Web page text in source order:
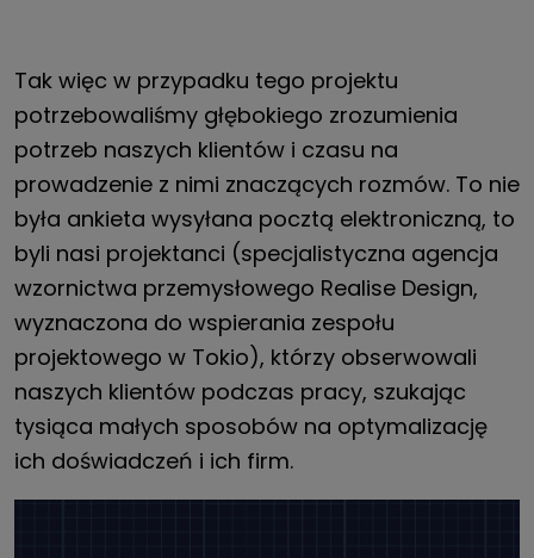
Tak więc w przypadku tego projektu
potrzebowaliśmy głębokiego zrozumienia
potrzeb naszych klientów i czasu na
prowadzenie z nimi znaczących rozmów. To nie
była ankieta wysyłana pocztą elektroniczną, to
byli nasi projektanci (specjalistyczna agencja
wzornictwa przemysłowego Realise Design,
wyznaczona do wspierania zespołu
projektowego w Tokio), którzy obserwowali
naszych klientów podczas pracy, szukając
tysiąca małych sposobów na optymalizację
ich doświadczeń i ich firm.